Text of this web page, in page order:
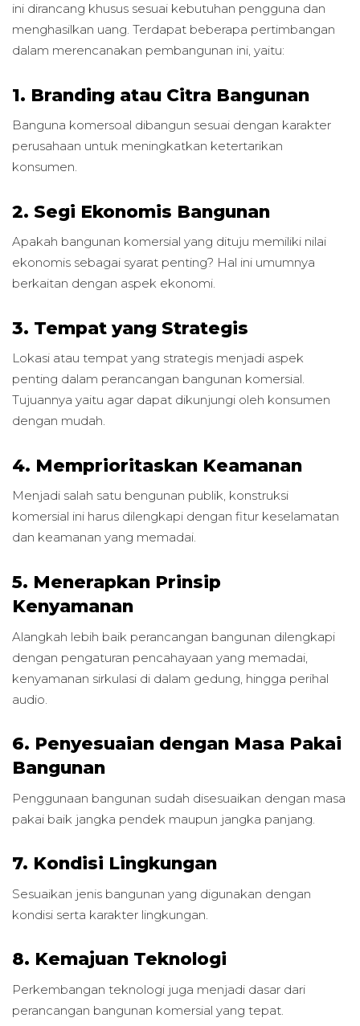
ini dirancang khusus sesuai kebutuhan pengguna dan
menghasilkan uang. Terdapat beberapa pertimbangan
dalam merencanakan pembangunan ini, yaitu:
1. Branding atau Citra Bangunan
Banguna komersoal dibangun sesuai dengan karakter
perusahaan untuk meningkatkan ketertarikan
konsumen.
2. Segi Ekonomis Bangunan
Apakah bangunan komersial yang dituju memiliki nilai
ekonomis sebagai syarat penting? Hal ini umumnya
berkaitan dengan aspek ekonomi.
3. Tempat yang Strategis
Lokasi atau tempat yang strategis menjadi aspek
penting dalam perancangan bangunan komersial.
Tujuannya yaitu agar dapat dikunjungi oleh konsumen
dengan mudah.
4. Memprioritaskan Keamanan
Menjadi salah satu bengunan publik, konstruksi
komersial ini harus dilengkapi dengan fitur keselamatan
dan keamanan yang memadai.
5. Menerapkan Prinsip
Kenyamanan
Alangkah lebih baik perancangan bangunan dilengkapi
dengan pengaturan pencahayaan yang memadai,
kenyamanan sirkulasi di dalam gedung, hingga perihal
audio.
6. Penyesuaian dengan Masa Pakai
Bangunan
Penggunaan bangunan sudah disesuaikan dengan masa
pakai baik jangka pendek maupun jangka panjang.
7. Kondisi Lingkungan
Sesuaikan jenis bangunan yang digunakan dengan
kondisi serta karakter lingkungan.
8. Kemajuan Teknologi
Perkembangan teknologi juga menjadi dasar dari
perancangan bangunan komersial yang tepat.